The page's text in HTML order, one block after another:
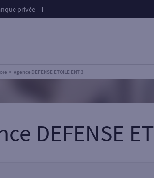
privée
Agence DEFENSE ETOILE ENT 3
DEFENSE